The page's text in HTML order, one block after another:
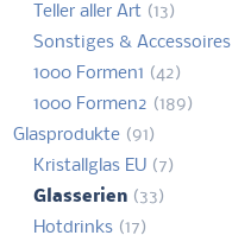
Teller aller Art (13)
Sonstiges & Accessoires
1000 Formen1 (42)
1000 Formen2 (189)
Glasprodukte (91)
Kristallglas EU (7)
Glasserien (33)
Hotdrinks (17)